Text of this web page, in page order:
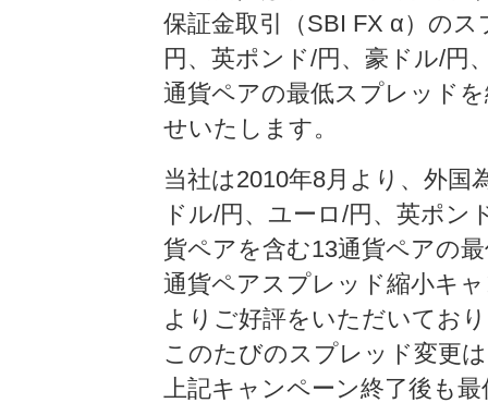
保証金取引（SBI FX α）の
円、英ポンド/円、豪ドル/円
通貨ペアの最低スプレッド
せいたします。
当社は2010年8月より、外国
ドル/円、ユーロ/円、英ポン
貨ペアを含む13通貨ペアの
通貨ペアスプレッド縮小キ
よりご好評をいただいてお
このたびのスプレッド変更
上記キャンペーン終了後も